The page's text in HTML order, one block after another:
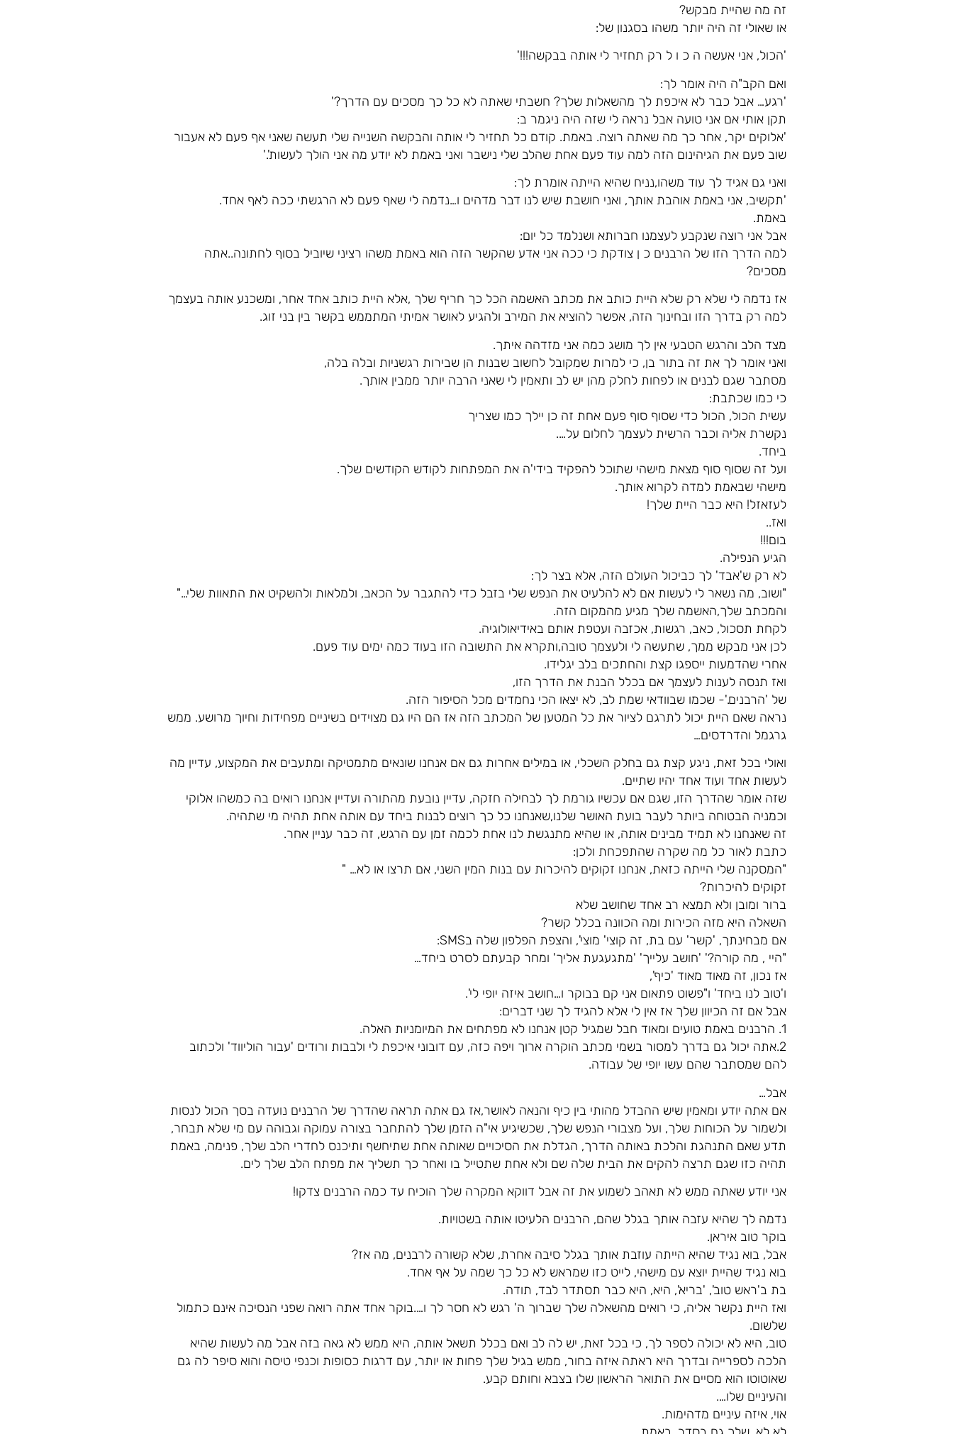
זה מה שהיית מבקש?
או שאולי זה היה יותר משהו בסגנון של:
'הכול, אני אעשה ה כ ו ל רק תחזיר לי אותה בבקשה!!!'
ואם הקב"ה היה אומר לך:
'רגע… אבל כבר לא איכפת לך מהשאלות שלך? חשבתי שאתה לא כל כך מסכים עם הדרך?'
תקן אותי אם אני טועה אבל נראה לי שזה היה ניגמר ב:
'אלוקים יקר, אחר כך מה שאתה רוצה. באמת. קודם כל תחזיר לי אותה והבקשה השנייה שלי תעשה שאני אף פעם לא אעבור
שוב פעם את הגיהינום הזה למה עוד פעם אחת שהלב שלי נישבר ואני באמת לא יודע מה אני הולך לעשות'.'
ואני גם אגיד לך עוד משהו,נניח שהיא הייתה אומרת לך:
'תקשיב, אני באמת אוהבת אותך, ואני חושבת שיש לנו דבר מדהים ו…נדמה לי שאף פעם לא הרגשתי ככה לאף אחד.
באמת.
אבל אני רוצה שנקבע לעצמנו חברותא ושנלמד כל יום:
למה הדרך הזו של הרבנים כ ן צודקת כי ככה אני אדע שהקשר הזה הוא באמת משהו רציני שיוביל בסוף לחתונה..אתה
מסכים?
אז נדמה לי שלא רק שלא היית כותב את מכתב האשמה הכל כך חריף שלך ,אלא היית כותב אחד אחר, ומשכנע אותה בעצמך
למה רק בדרך הזו ובחינוך הזה, אפשר להוציא את המירב ולהגיע לאושר אמיתי המתממש בקשר בין בני זוג.
מצד הלב והרגש הטבעי אין לך מושג כמה אני מזדהה איתך.
ואני אומר לך את זה בתור בן, כי למרות שמקובל לחשוב שבנות הן שבירות רגשניות ובלה בלה,
מסתבר שגם לבנים או לפחות לחלק מהן יש לב ותאמין לי שאני הרבה יותר ממבין אותך.
כי כמו שכתבת:
עשית הכול, הכול כדי שסוף סוף פעם אחת זה כן יילך כמו שצריך
נקשרת אליה וכבר הרשית לעצמך לחלום על….
ביחד.
ועל זה שסוף סוף מצאת מישהי שתוכל להפקיד בידי'ה את המפתחות לקודש הקודשים שלך.
מישהי שבאמת למדה לקרוא אותך.
לעזאזל! היא כבר היית שלך!
ואז..
בום!!!
הגיע הנפילה.
לא רק ש'אבד' לך כביכול העולם הזה, אלא בצר לך:
"ושוב, מה נשאר לי לעשות אם לא להלעיט את הנפש שלי בזבל כדי להתגבר על הכאב, ולמלאות ולהשקיט את התאוות שלי…"
והמכתב שלך,האשמה שלך מגיע מהמקום הזה.
לקחת תסכול, כאב, רגשות, אכזבה ועטפת אותם באידיאולוגיה.
לכן אני מבקש ממך, שתעשה לי ולעצמך טובה,ותקרא את התשובה הזו בעוד כמה ימים עוד פעם.
אחרי שהדמעות ייספגו קצת והחתכים בלב יגלידו.
ואז תנסה לענות לעצמך אם בכלל הבנת את הדרך הזו,
של 'הרבנים.'- שכמו שבוודאי שמת לב, לא יצאו הכי נחמדים מכל הסיפור הזה.
נראה שאם היית יכול לתרגם לציור את כל המטען של המכתב הזה אז הם היו גם מצוידים בשיניים מפחידות וחיוך מרושע. ממש
גרגמל והדרדסים…
ואולי בכל זאת, ניגע קצת גם בחלק השכלי, או במילים אחרות גם אם אנחנו שונאים מתמטיקה ומתעבים את המקצוע, עדיין מה
לעשות אחד ועוד אחד יהיו שתיים.
שזה אומר שהדרך הזו, שגם אם עכשיו גורמת לך לבחילה חזקה, עדיין נובעת מהתורה ועדיין אנחנו רואים בה כמשהו אלוקי
וכמניה הבטוחה ביותר לעבר בועת האושר שלנו,שאנחנו כל כך רוצים לבנות ביחד עם אותה אחת תהיה מי שתהיה.
זה שאנחנו לא תמיד מבינים אותה, או שהיא מתנגשת לנו אחת לכמה זמן עם הרגש, זה כבר עניין אחר.
כתבת לאור כל מה שקרה שהתפכחת ולכן:
"המסקנה שלי הייתה כזאת, אנחנו זקוקים להיכרות עם בנות המין השני, אם תרצו או לא… "
זקוקים להיכרות?
ברור ומובן ולא תמצא רב אחד שחושב שלא
השאלה היא מזה הכירות ומה הכוונה בכלל קשר?
אם מבחינתך, 'קשר' עם בת, זה קוצי' מוצי', והצפת הפלפון שלה בSMS:
"היי , מה קורה?' 'חושב עלייך' 'מתגעגעת אליך' ומחר קבעתם לסרט ביחד…
אז נכון, זה מאוד מאוד 'כיף',
ו'טוב לנו ביחד' ו"פשוט פתאום אני קם בבוקר ו…חושב איזה יופי לי'.
אבל אם זה הכיוון שלך אז אין לי אלא להגיד לך שני דברים:
1. הרבנים באמת טועים ומאוד חבל שמגיל קטן אנחנו לא מפתחים את המיומניות האלה.
2.אתה יכול גם בדרך למסור בשמי מכתב הוקרה ארוך ויפה כזה, עם דובוני איכפת לי ולבבות ורודים 'עבור הוליווד' ולכתוב
להם שמסתבר שהם עשו יופי של עבודה.
אבל…
אם אתה יודע ומאמין שיש ההבדל מהותי בין כיף והנאה לאושר,אז גם אתה תראה שהדרך של הרבנים נועדה בסך הכול לנסות
ולשמור על הכוחות שלך, ועל מצבורי הנפש שלך, שכשיגיע אי"ה הזמן שלך להתחבר בצורה עמוקה וגבוהה עם מי שלא תבחר,
תדע שאם התנהגת והלכת באותה הדרך, הגדלת את הסיכויים שאותה אחת שתיחשף ותיכנס לחדרי הלב שלך, פנימה, באמת
תהיה כזו שגם תרצה להקים את הבית שלה שם ולא אחת שתטייל בו ואחר כך תשליך את מפתח הלב שלך לים.
אני יודע שאתה ממש לא תאהב לשמוע את זה אבל דווקא המקרה שלך הוכיח עד כמה הרבנים צדקו!
נדמה לך שהיא עזבה אותך בגלל שהם, הרבנים הלעיטו אותה בשטויות.
בוקר טוב איראן.
אבל, בוא נגיד שהיא הייתה עוזבת אותך בגלל סיבה אחרת, שלא קשורה לרבנים, מה אז?
בוא נגיד שהיית יוצא עם מישהי, לייט כזו שמראש לא כל כך שמה על אף אחד.
בת ב'ראש טוב', 'בריא', היא, היא כבר תסתדר לבד, תודה.
ואז היית נקשר אליה, כי רואים מהשאלה שלך שברוך ה' רגש לא חסר לך ו….בוקר אחד אתה רואה שפני הנסיכה אינם כתמול
שלשום.
טוב, היא לא יכולה לספר לך, כי בכל זאת, יש לה לב ואם בכלל תשאל אותה, היא ממש לא גאה בזה אבל מה לעשות שהיא
הלכה לספרייה ובדרך היא ראתה איזה בחור, ממש בגיל שלך פחות או יותר, עם דרגות כסופות וכנפי טיסה והוא סיפר לה גם
שאוטוטו הוא מסיים את התואר הראשון שלו בצבא וחותם קבע.
והעיניים שלו….
אוי, איזה עיניים מדהימות.